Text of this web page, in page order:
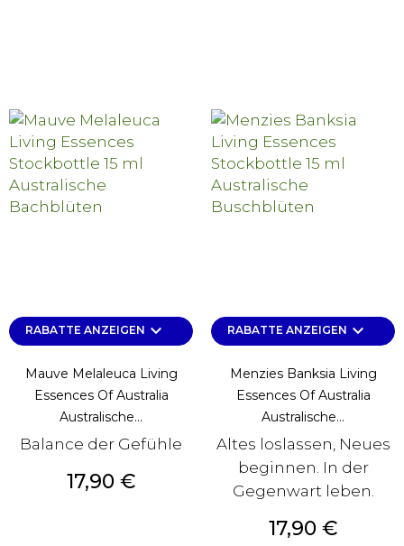
RABATTE ANZEIGEN keyboard_arrow_down
Mauve Melaleuca Living
Essences Of Australia
Australische...
Balance der Gefühle
Preis
17,90 €
RABATTE ANZEIGEN keyboard_arrow_down
Menzies Banksia Living
Essences Of Australia
Australische...
Altes loslassen, Neues
beginnen. In der
Gegenwart leben.
Preis
17,90 €